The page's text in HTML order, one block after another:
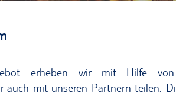
erheben wir mit Hilfe von
auch mit unseren Partnern teilen.